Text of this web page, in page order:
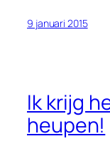
9 januari 2015
Ik krijg
heupen!